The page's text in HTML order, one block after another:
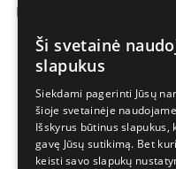
Firm and NOT a
or provide access to
financial products
financial spread
cryptocurrency
Service Provider
assets software or
Ši svetainė
slapukus
Siekdami pagerinti Jūsų
šioje svetainėje
Išskyrus būtinus slapukus,
gavę Jūsų sutikimą. Bet
keisti savo slapukų